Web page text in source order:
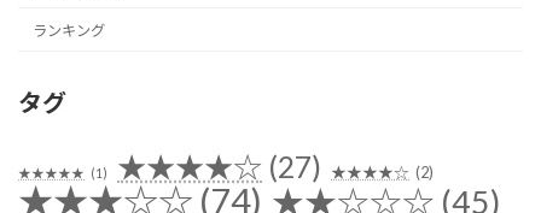
ランキング
タグ
★★★★★ (1) ★★★★☆ (27) ★★★★☆ (2)
★★★☆☆ (74) ★★☆☆☆ (45)